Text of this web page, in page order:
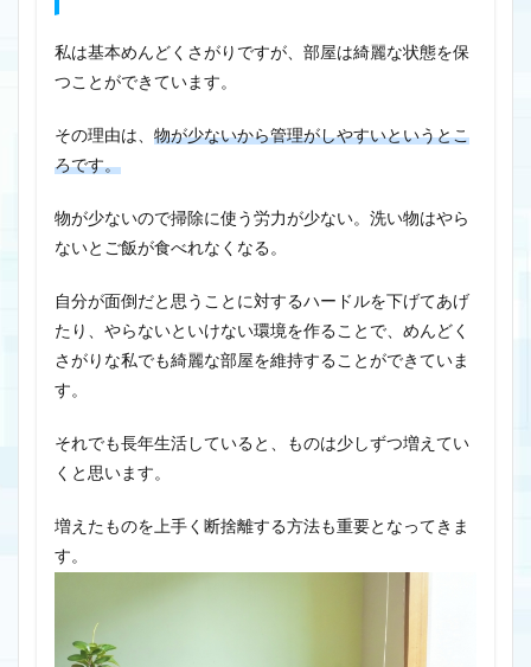
私は基本めんどくさがりですが、部屋は綺麗な状態を保
つことができています。
その理由は、 物が少ないから管理がしやすいというとこ
ろです。
物が少ないので掃除に使う労力が少ない。洗い物はやら
ないとご飯が食べれなくなる。
自分が面倒だと思うことに対するハードルを下げてあげ
たり、やらないといけない環境を作ることで、めんどく
さがりな私でも綺麗な部屋を維持することができていま
す。
それでも長年生活していると、ものは少しずつ増えてい
くと思います。
増えたものを上手く断捨離する方法も重要となってきま
す。